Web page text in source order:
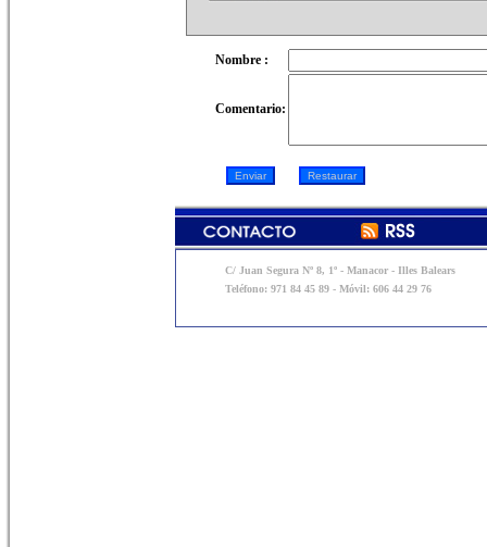
Nombre :
Comentario:
C/ Juan Segura Nº 8, 1º - Manacor - Illes Balears
Teléfono: 971 84 45 89 - Móvil: 606 44 29 76